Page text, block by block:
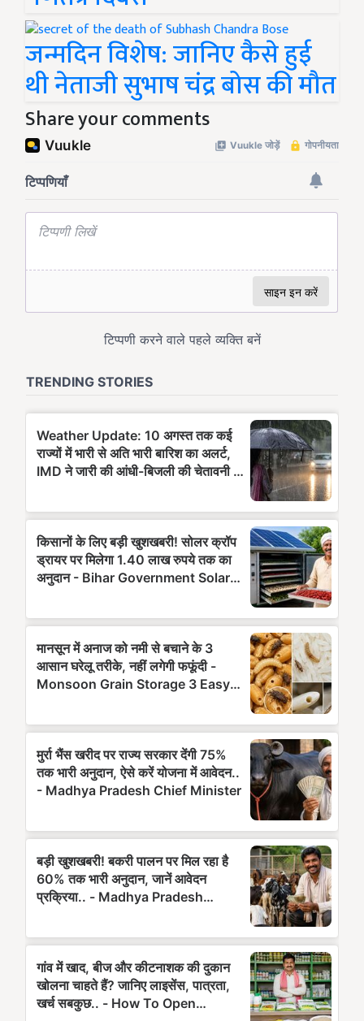
जन्मदिन विशेष: जानिए कैसे हुई
थी नेताजी सुभाष चंद्र बोस की मौत
Share your comments